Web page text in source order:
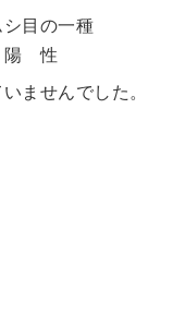
シ目の一種
陽 性
ませんでした。